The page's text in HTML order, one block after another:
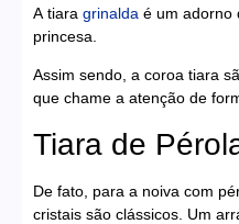
A tiara grinalda é um adorno
princesa.
Assim sendo, a coroa tiara
que chame a atenção de
Tiara de
De fato, para a noiva com
cristais são clássicos. Um